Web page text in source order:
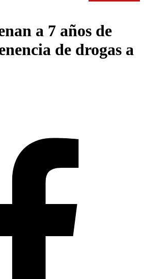
a 7 años de
de drogas a